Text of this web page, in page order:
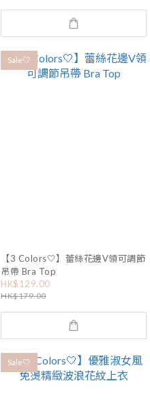
Sale🤍
【3 Colors🤍】蕾絲花邊V領可調節
吊帶 Bra Top
HK$129.00
HK$179.00
Sale🤍